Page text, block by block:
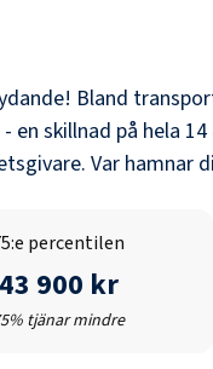
Bland
- en skillnad på hela
Var hamnar
percentilen
43 900 kr
tjänar mindre